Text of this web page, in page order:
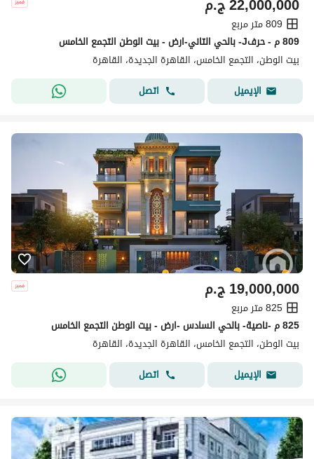
809 متر مربع
809 م - حرفJ- بالحي التاني-ارض - بيت الوطن التجمع الخامس
بيت الوطن، التجمع الخامس، القاهرة الجديدة، القاهرة
الإيميل
اتصل
ج.م19,000,000
825 متر مربع
825 م -ناصية- بالحي السادس -ارض - بيت الوطن التجمع الخامس
بيت الوطن، التجمع الخامس، القاهرة الجديدة، القاهرة
الإيميل
اتصل